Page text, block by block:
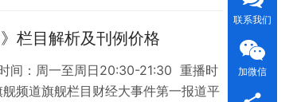
栏目解析及刊例价格
：周一至周日20:30-21:30 重播时
频道旗舰栏目财经大事件第一报道平
联系我们
加微信